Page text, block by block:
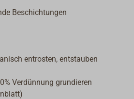
Beschichtungen
entrosten, entstauben
Verdünnung grundieren